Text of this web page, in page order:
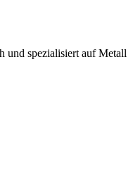
und spezialisiert auf Metall